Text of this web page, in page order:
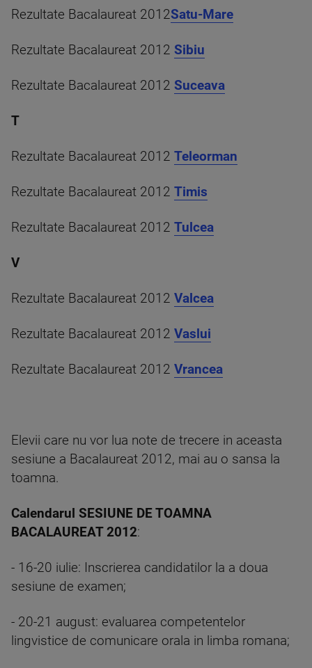
Rezultate Bacalaureat 2012Satu-Mare
Rezultate Bacalaureat 2012 Sibiu
Rezultate Bacalaureat 2012 Suceava
T
Rezultate Bacalaureat 2012 Teleorman
Rezultate Bacalaureat 2012 Timis
Rezultate Bacalaureat 2012 Tulcea
V
Rezultate Bacalaureat 2012 Valcea
Rezultate Bacalaureat 2012 Vaslui
Rezultate Bacalaureat 2012 Vrancea
Elevii care nu vor lua note de trecere in aceasta
sesiune a Bacalaureat 2012, mai au o sansa la
toamna.
Calendarul SESIUNE DE TOAMNA
BACALAUREAT 2012:
- 16-20 iulie: Inscrierea candidatilor la a doua
sesiune de examen;
- 20-21 august: evaluarea competentelor
lingvistice de comunicare orala in limba romana;